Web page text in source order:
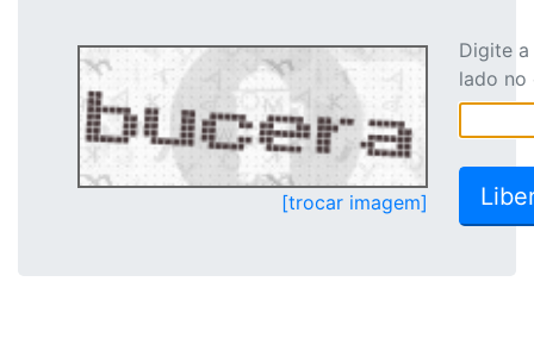
[trocar imagem]
Digite
lado no